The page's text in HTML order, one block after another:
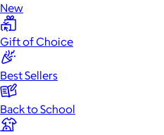
New
Gift of Choice
Best Sellers
Back to School